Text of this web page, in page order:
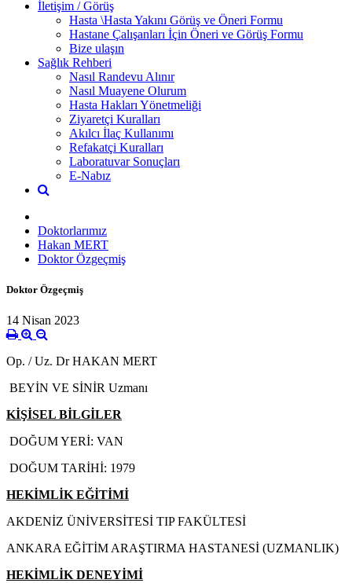
İletişim / Görüş
Hasta \Hasta Yakını Görüş ve Öneri Formu
Hastane Çalışanları İçin Öneri ve Görüş Formu
Bize ulaşın
Sağlık Rehberi
Nasıl Randevu Alınır
Nasıl Muayene Olurum
Hasta Hakları Yönetmeliği
Ziyaretçi Kuralları
Akılcı İlaç Kullanımı
Refakatçi Kuralları
Laboratuvar Sonuçları
E-Nabız
Doktorlarımız
Hakan MERT
Doktor Özgeçmiş
Doktor Özgeçmiş
14 Nisan 2023
Op. / Uz. Dr HAKAN MERT
BEYİN VE SİNİR Uzmanı
KİŞİSEL BİLGİLER
DOĞUM YERİ: VAN
DOĞUM TARİHİ: 1979
HEKİMLİK EĞİTİMİ
AKDENİZ ÜNİVERSİTESİ TIP FAKÜLTESİ
ANKARA EĞİTİM ARAŞTIRMA HASTANESİ (UZMANLIK)
HEKİMLİK DENEYİMİ